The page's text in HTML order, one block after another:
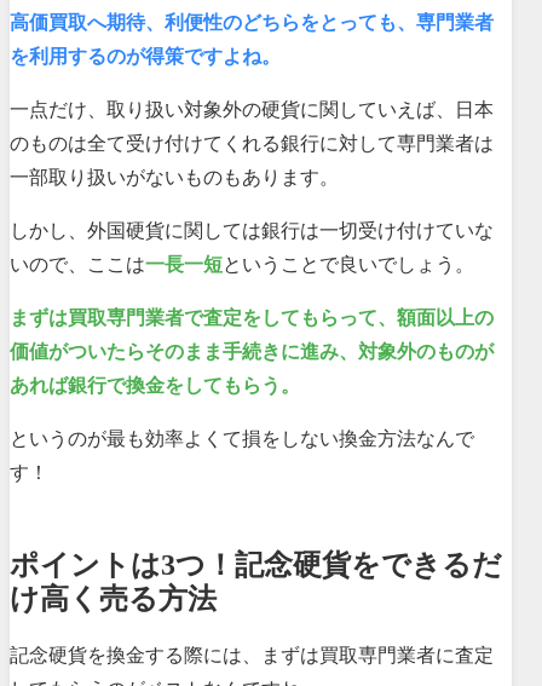
高価買取へ期待、利便性のどちらをとっても、専門業者
を利用するのが得策ですよね。
一点だけ、取り扱い対象外の硬貨に関していえば、日本
のものは全て受け付けてくれる銀行に対して専門業者は
一部取り扱いがないものもあります。
しかし、外国硬貨に関しては銀行は一切受け付けていな
いので、ここは一長一短ということで良いでしょう。
まずは買取専門業者で査定をしてもらって、額面以上の
価値がついたらそのまま手続きに進み、対象外のものが
あれば銀行で換金をしてもらう。
というのが最も効率よくて損をしない換金方法なんで
す！
ポイントは3つ！記念硬貨をできるだ
け高く売る方法
記念硬貨を換金する際には、まずは買取専門業者に査定